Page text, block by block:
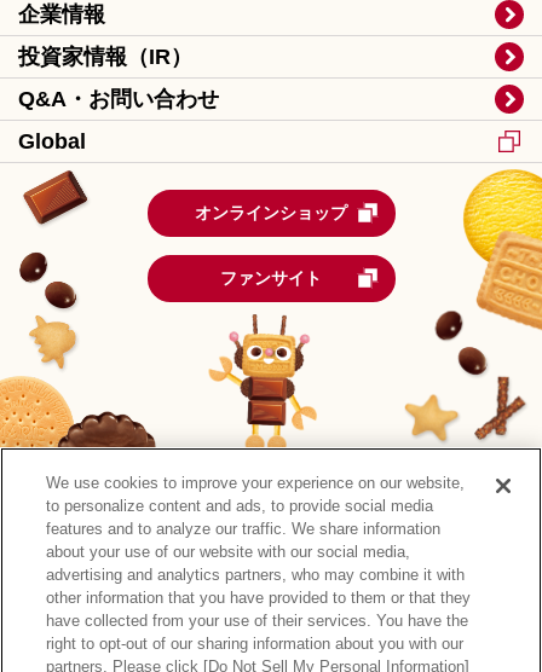
企業情報
投資家情報（IR）
Q&A・お問い合わせ
Global
オンラインショップ
ファンサイト
森永製菓公式アカウント一覧
サイトマップ RSSの配信について プライバシーポリシー
We use cookies to improve your experience on our website,
to personalize content and ads, to provide social media
features and to analyze our traffic. We share information
about your use of our website with our social media,
advertising and analytics partners, who may combine it with
other information that you have provided to them or that they
have collected from your use of their services. You have the
right to opt-out of our sharing information about you with our
partners. Please click [Do Not Sell My Personal Information]